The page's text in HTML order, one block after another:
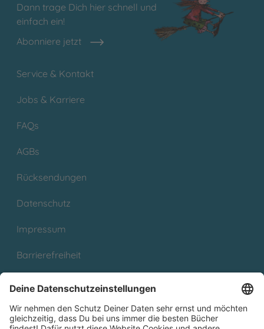
Dann trage Dich hier schnell und
einfach ein!
Abonniere jetzt
Service & Kontakt
Jobs & Karriere
FAQs
AGBs
Rücksendungen
Datenschutz
Impressum
Barrierefreiheit
Partnerprogramm (Affiliate)